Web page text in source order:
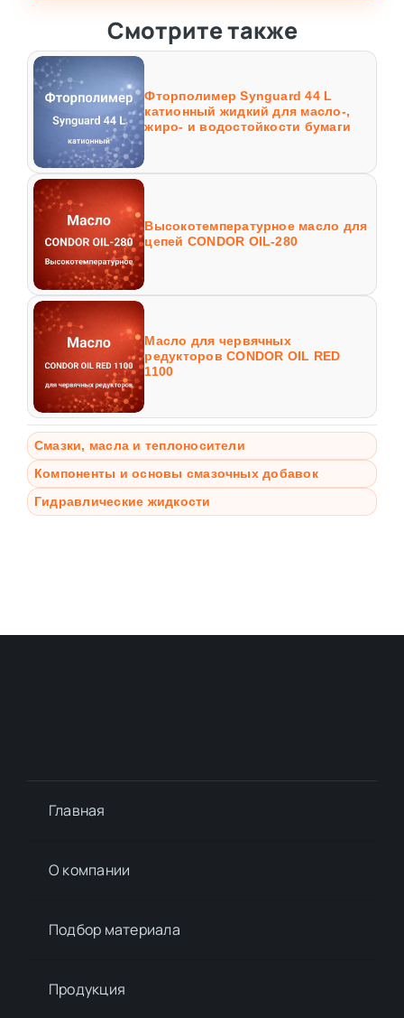
Смотрите также
Фторполимер Synguard 44 L
катионный жидкий для масло-,
жиро- и водостойкости бумаги
Высокотемпературное масло для
цепей CONDOR OIL-280
Масло для червячных
редукторов CONDOR OIL RED
1100
Смазки, масла и теплоносители
Компоненты и основы смазочных добавок
Гидравлические жидкости
Главная
О компании
Подбор материалa
Продукция